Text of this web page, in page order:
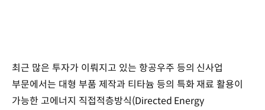
최근 많은 투자가 이뤄지고 있는 항공우주 등의 신사업
부문에서는 대형 부품 제작과 티타늄 등의 특화 재료 활용이
가능한 고에너지 직접적층방식(Directed Energy